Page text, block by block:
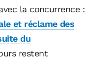
la concurrence :
et réclame des
du
restent